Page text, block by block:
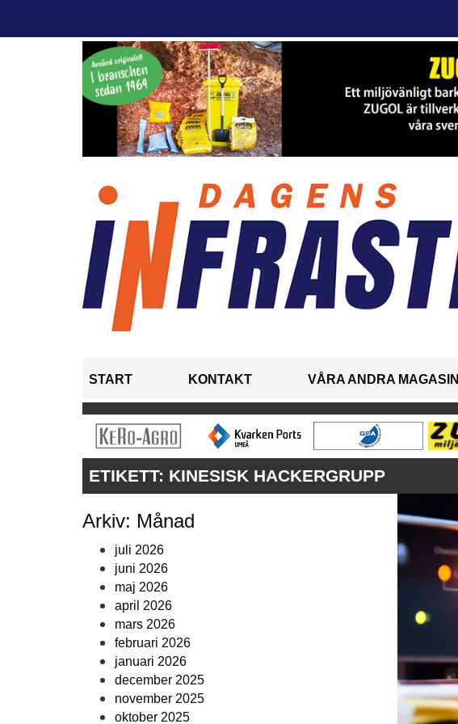
START KONTAKT VÅRA ANDRA MAGASIN
ETIKETT: KINESISK HACKERGRUPP
Arkiv: Månad
juli 2026
juni 2026
maj 2026
april 2026
mars 2026
februari 2026
januari 2026
december 2025
november 2025
oktober 2025